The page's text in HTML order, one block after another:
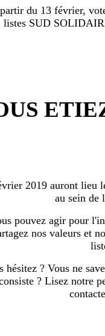
du 13 février,
listes SUD
2019 auront lieu
au sein de
pouvez agir pour
nos valeurs et
hésitez ? Vous ne
? Lisez notre